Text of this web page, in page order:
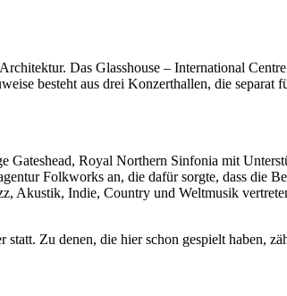
Das Glasshouse – International
besteht aus drei Konzerthallen, die
Gateshead, Royal Northern Sinfonia mit
Folkworks an, die dafür sorgte, dass die
Akustik, Indie, Country und Weltmusik
Zu denen, die hier schon gespielt haben,